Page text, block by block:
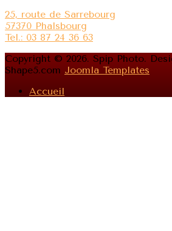
25, route de Sarrebourg
57370 Phalsbourg
Tel.: 03 87 24 36 63
Copyright © 2026. Spip Photo.
Shape5.com Joomla Templates
Accueil